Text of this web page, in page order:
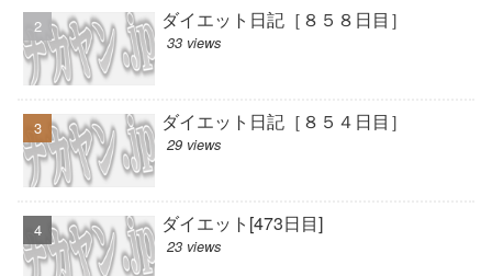
ダイエット日記［８５８日目］
33 views
ダイエット日記［８５４日目］
29 views
ダイエット[473日目]
23 views